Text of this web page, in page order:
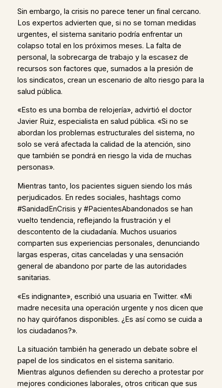
Sin embargo, la crisis no parece tener un final cercano.
Los expertos advierten que, si no se toman medidas
urgentes, el sistema sanitario podría enfrentar un
colapso total en los próximos meses. La falta de
personal, la sobrecarga de trabajo y la escasez de
recursos son factores que, sumados a la presión de
los sindicatos, crean un escenario de alto riesgo para la
salud pública.
«Esto es una bomba de relojería», advirtió el doctor
Javier Ruiz, especialista en salud pública. «Si no se
abordan los problemas estructurales del sistema, no
solo se verá afectada la calidad de la atención, sino
que también se pondrá en riesgo la vida de muchas
personas».
Mientras tanto, los pacientes siguen siendo los más
perjudicados. En redes sociales, hashtags como
#SanidadEnCrisis y #PacientesAbandonados se han
vuelto tendencia, reflejando la frustración y el
descontento de la ciudadanía. Muchos usuarios
comparten sus experiencias personales, denunciando
largas esperas, citas canceladas y una sensación
general de abandono por parte de las autoridades
sanitarias.
«Es indignante», escribió una usuaria en Twitter. «Mi
madre necesita una operación urgente y nos dicen que
no hay quirófanos disponibles. ¿Es así como se cuida a
los ciudadanos?».
La situación también ha generado un debate sobre el
papel de los sindicatos en el sistema sanitario.
Mientras algunos defienden su derecho a protestar por
mejores condiciones laborales, otros critican que sus